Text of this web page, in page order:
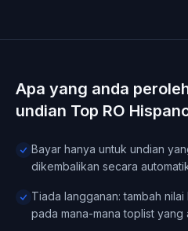
Apa yang anda
undian Top RO
Bayar hanya untuk undian
dikembalikan secara
Tiada langganan: tambah
pada mana-mana toplist yang